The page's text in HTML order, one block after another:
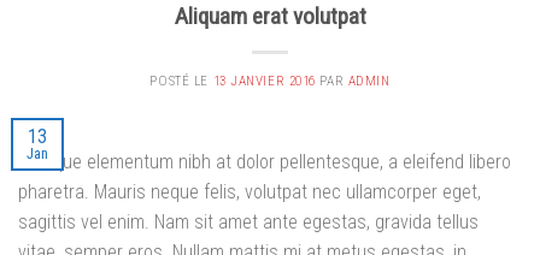
Aliquam erat volutpat
POSTÉ LE 13 JANVIER 2016 PAR ADMIN
13
Jan
Quisque elementum nibh at dolor pellentesque, a eleifend libero
pharetra. Mauris neque felis, volutpat nec ullamcorper eget,
sagittis vel enim. Nam sit amet ante egestas, gravida tellus